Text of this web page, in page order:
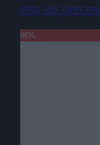
más tus directos
86%